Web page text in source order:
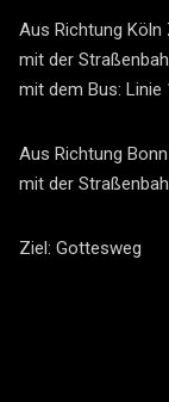
Aus Richtung Köln
mit der
mit dem Bus: Linie
Aus Richtung Bonn
mit der
Ziel: Gottesweg